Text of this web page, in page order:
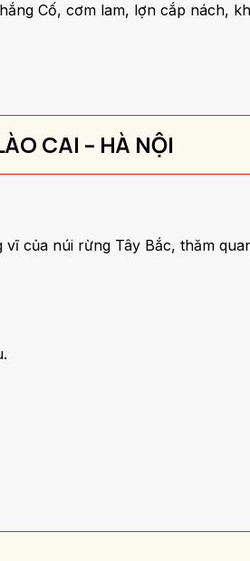
Cố, cơm lam, lợn cắp nách,
CAI – HÀ NỘI
của núi rừng Tây Bắc, thăm